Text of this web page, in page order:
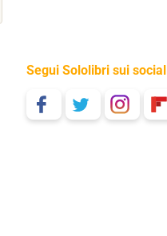
Segui Sololibri sui social